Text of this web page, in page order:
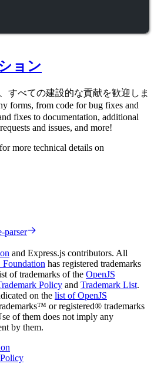
ョン
すべての建設的な貢献を歓迎しま
forms, from code for bug fixes and
fixes to documentation, additional
and issues, and more!
for more technical details on
parser
and Express.js contributors. All
Foundation has registered trademarks
of trademarks of the OpenJS
Policy and Trademark List.
on the list of OpenJS
or registered® trademarks
of them does not imply any
by them.